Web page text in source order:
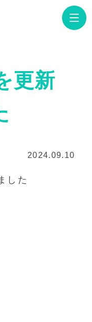
更新
2024.09.10
した